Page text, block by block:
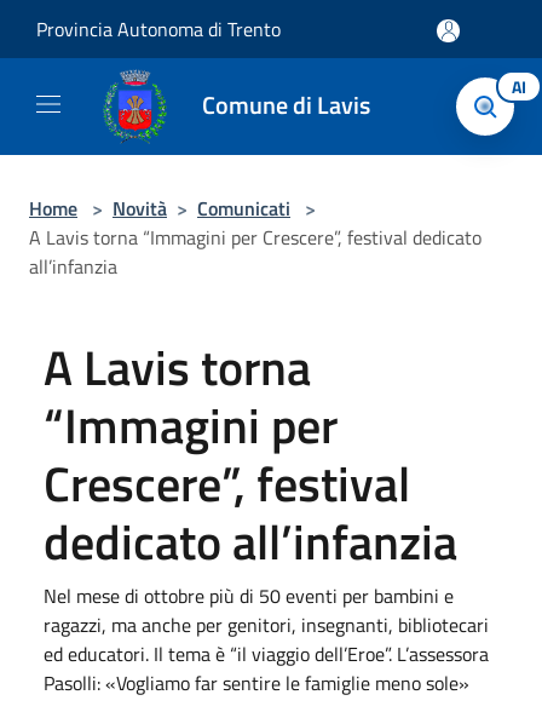
Provincia Autonoma di Trento
Comune di Lavis AI
Home > Novità > Comunicati >
A Lavis torna “Immagini per Crescere”, festival dedicato
all’infanzia
A Lavis torna
“Immagini per
Crescere”, festival
dedicato all’infanzia
Nel mese di ottobre più di 50 eventi per bambini e
ragazzi, ma anche per genitori, insegnanti, bibliotecari
ed educatori. Il tema è “il viaggio dell’Eroe”. L’assessora
Pasolli: «Vogliamo far sentire le famiglie meno sole»